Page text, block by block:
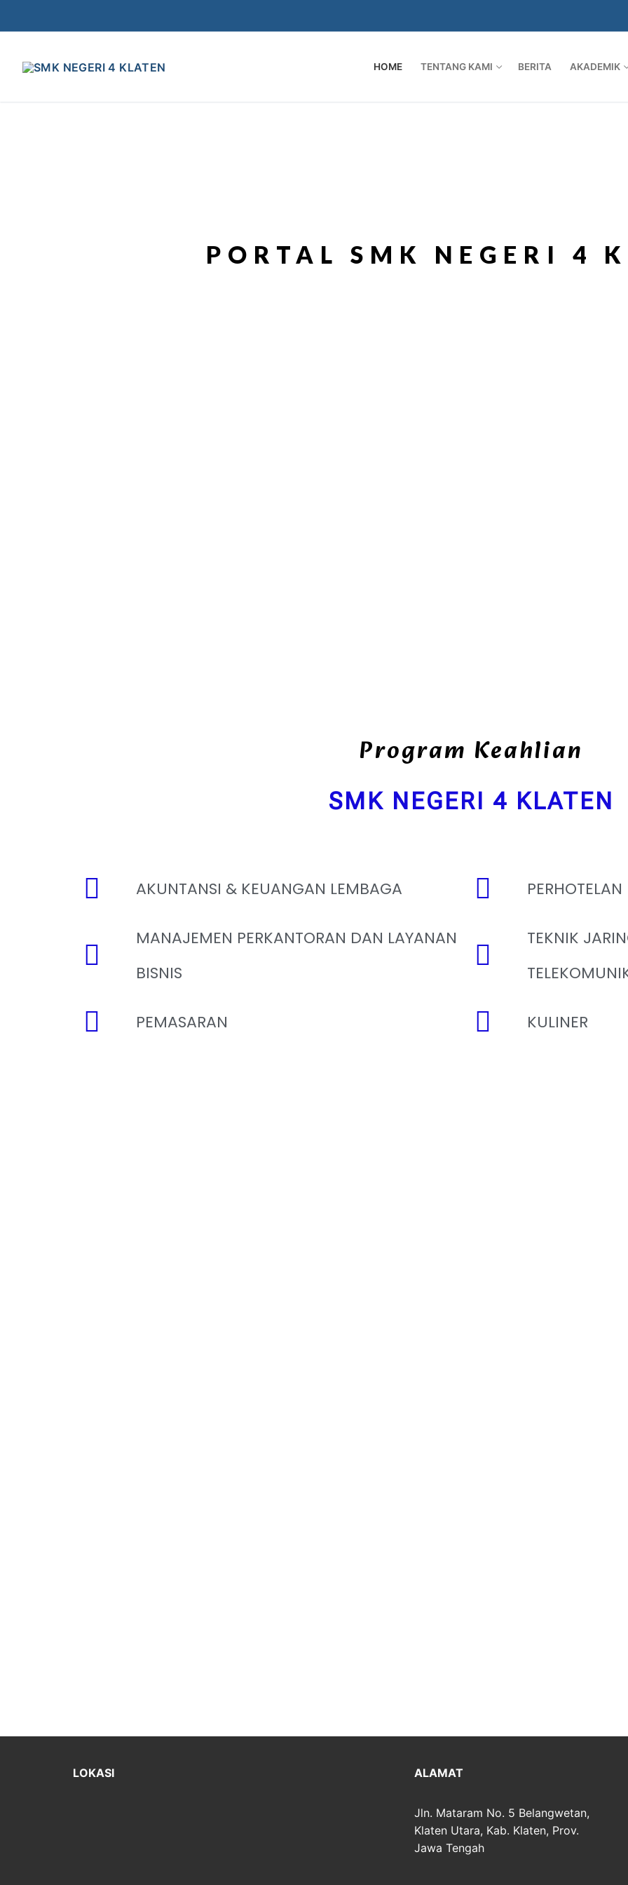
HOME TENTANG KAMI BERITA AKADEMIK
PORTAL SMK NEGERI 4
Program Keahlian
SMK NEGERI 4 KLATEN
AKUNTANSI & KEUANGAN LEMBAGA
MANAJEMEN PERKANTORAN DAN LAYANAN
BISNIS
PEMASARAN
PERHOTELAN
TEKNIK
KULINER
LOKASI ALAMAT
Jln. Mataram No. 5 Belangwetan,
Klaten Utara, Kab. Klaten, Prov.
Jawa Tengah